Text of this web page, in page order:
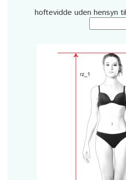
hoftevidde uden hensyn